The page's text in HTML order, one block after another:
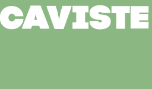
caviste